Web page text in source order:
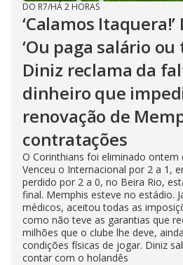
DO R7/HÁ 2 HORAS
‘Calamos
‘Ou paga salário
Diniz reclama da
dinheiro que
renovação de
contratações
O Corinthians foi eliminado ontem
Venceu o Internacional por 2 a 1,
perdido por 2 a 0, no Beira Rio,
final. Memphis esteve no estádio.
médicos, aceitou todas as
como não teve as garantias que
milhões que o clube lhe deve,
condições físicas de jogar. Diniz
contar com o holandês